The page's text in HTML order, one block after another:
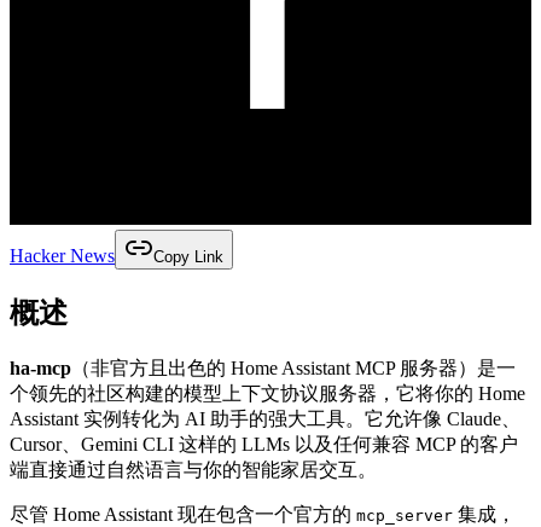
Hacker News Copy Link
概述
ha-mcp （非官方且出色的 Home Assistant MCP 服务器）是一
个领先的社区构建的模型上下文协议服务器，它将你的 Home
Assistant 实例转化为 AI 助手的强大工具。它允许像 Claude、
Cursor、Gemini CLI 这样的 LLMs 以及任何兼容 MCP 的客户
端直接通过自然语言与你的智能家居交互。
尽管 Home Assistant 现在包含一个官方的 mcp_server 集成，